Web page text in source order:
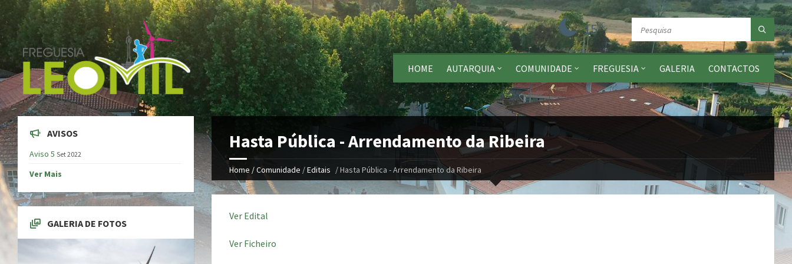
HOME AUTARQUIA COMUNIDADE FREGUESIA GALERIA CONTACTOS
15ºC
Hasta Pública - Arrendamento da Ribeira
Home /Comunidade /Editais /Hasta Pública - Arrendamento da Ribeira
Ver Edital
Ver Ficheiro
AVISOS
Aviso 5 Set 2022
Ver Mais
GALERIA DE FOTOS